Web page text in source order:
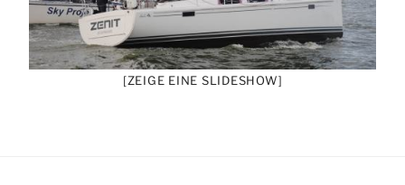
[ZEIGE EINE SLIDESHOW]